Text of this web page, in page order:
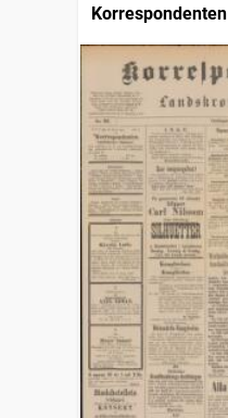
Korrespondenten